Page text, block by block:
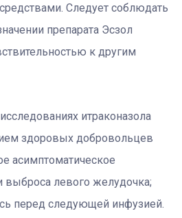
Следует соблюдать
препарата Эсзол
к другим
итраконазола
здоровых добровольцев
асимптоматическое
левого желудочка;
перед следующей инфузией.